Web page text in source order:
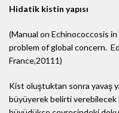
Hidatik kistin yapısı
(Manual on Echinococcosis
problem of global concern.
France,20111)
Kist oluştuktan sonra yavaş
büyüyerek belirti verebilecek